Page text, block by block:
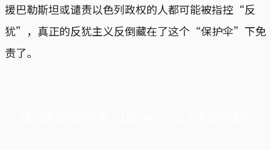
援巴勒斯坦或谴责以色列政权的人都可能被指控“反
犹”，真正的反犹主义反倒藏在了这个“保护伞”下免
责了。